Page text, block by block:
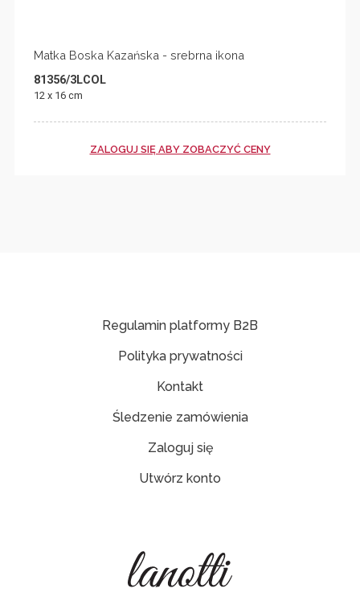
Matka Boska Kazańska - srebrna ikona
81356/3LCOL
12 x 16 cm
ZALOGUJ SIĘ ABY ZOBACZYĆ CENY
Regulamin platformy B2B
Polityka prywatności
Kontakt
Śledzenie zamówienia
Zaloguj się
Utwórz konto